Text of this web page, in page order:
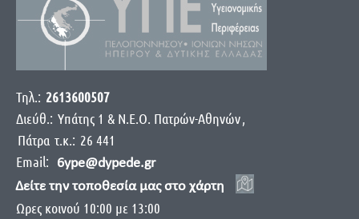
Τηλ.: 2613600507
Διεύθ.: Yπάτης 1 & Ν.Ε.Ο. Πατρών-Αθηνών,
Πάτρα τ.κ.: 26 441
Email:
6ype@dypede.gr
Δείτε την τοποθεσία μας στο χάρτη
Ωρες κοινού 10:00 με 13:00